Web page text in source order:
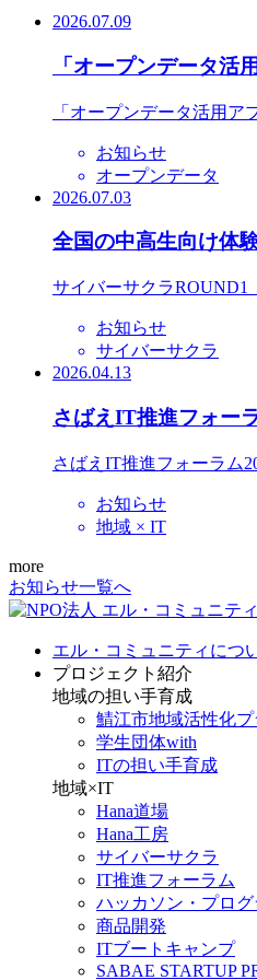
2026.07.09
「オープンデータ活
「オープンデータ活用ア
お知らせ
オープンデータ
2026.07.03
全国の中高生向け体
サイバーサクラROUND1
お知らせ
サイバーサクラ
2026.04.13
さばえIT推進フォー
さばえIT推進フォーラム
お知らせ
地域 × IT
more
お知らせ一覧へ
エル・コミュニティにつ
プロジェクト紹介
地域の担い手育成
鯖江市地域活性化プ
学生団体with
ITの担い手育成
地域×IT
Hana道場
Hana工房
サイバーサクラ
IT推進フォーラム
ハッカソン・プロ
商品開発
ITブートキャンプ
SABAE STARTUP